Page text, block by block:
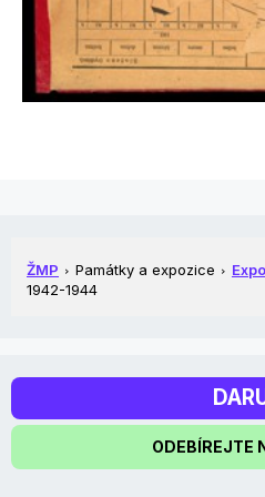
ŽMP Památky a expozice
1942-1944
ODEBÍREJTE